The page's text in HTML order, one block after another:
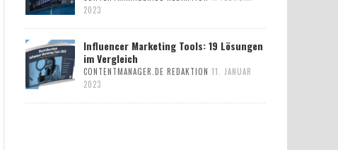
2023
Influencer Marketing Tools: 19 Lösungen
im Vergleich
CONTENTMANAGER.DE REDAKTION 11. JANUAR
2023